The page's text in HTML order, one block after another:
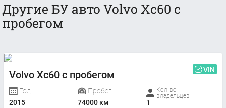
Другие БУ авто Volvo Xc60 с
пробегом
Volvo Xc60 с пробегом VIN
Год
2015
Пробег
74000 км
Кол-во
владельцев
1